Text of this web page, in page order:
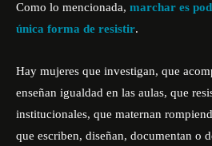
Como lo mencionada, marchar es
única forma de resistir.
Hay mujeres que investigan, que
enseñan igualdad en las aulas, que
institucionales, que maternan
que escriben, diseñan, documentan o